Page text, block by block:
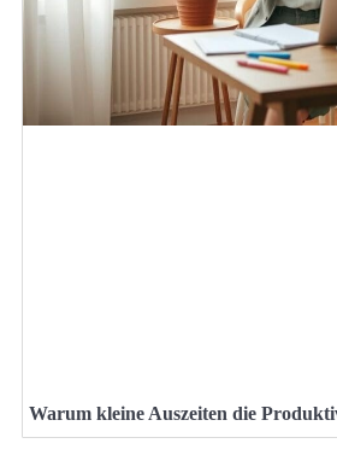
Warum kleine Auszeiten die